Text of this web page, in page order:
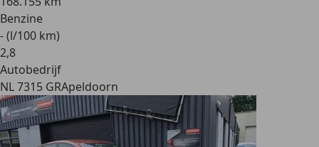
Benzine
- (l/100 km)
2,8
Autobedrijf
NL 7315 GRApeldoorn